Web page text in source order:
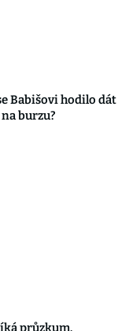
Babišovi hodilo dát
burzu?
průzkum.